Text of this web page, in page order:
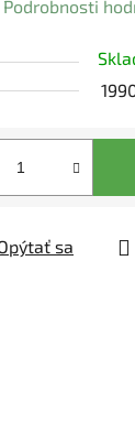
Podrobnosti
sa